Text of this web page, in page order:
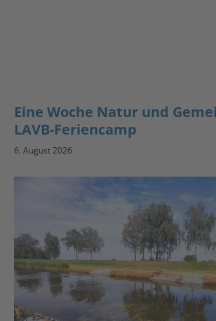
Eine Woche Natur und
LAVB-Feriencamp
6. August 2026